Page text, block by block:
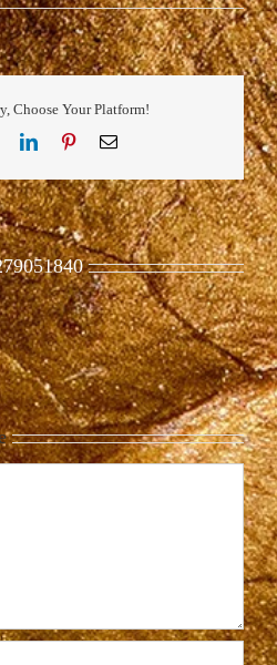
Choose Your Platform!
LinkedInPinterestEmail